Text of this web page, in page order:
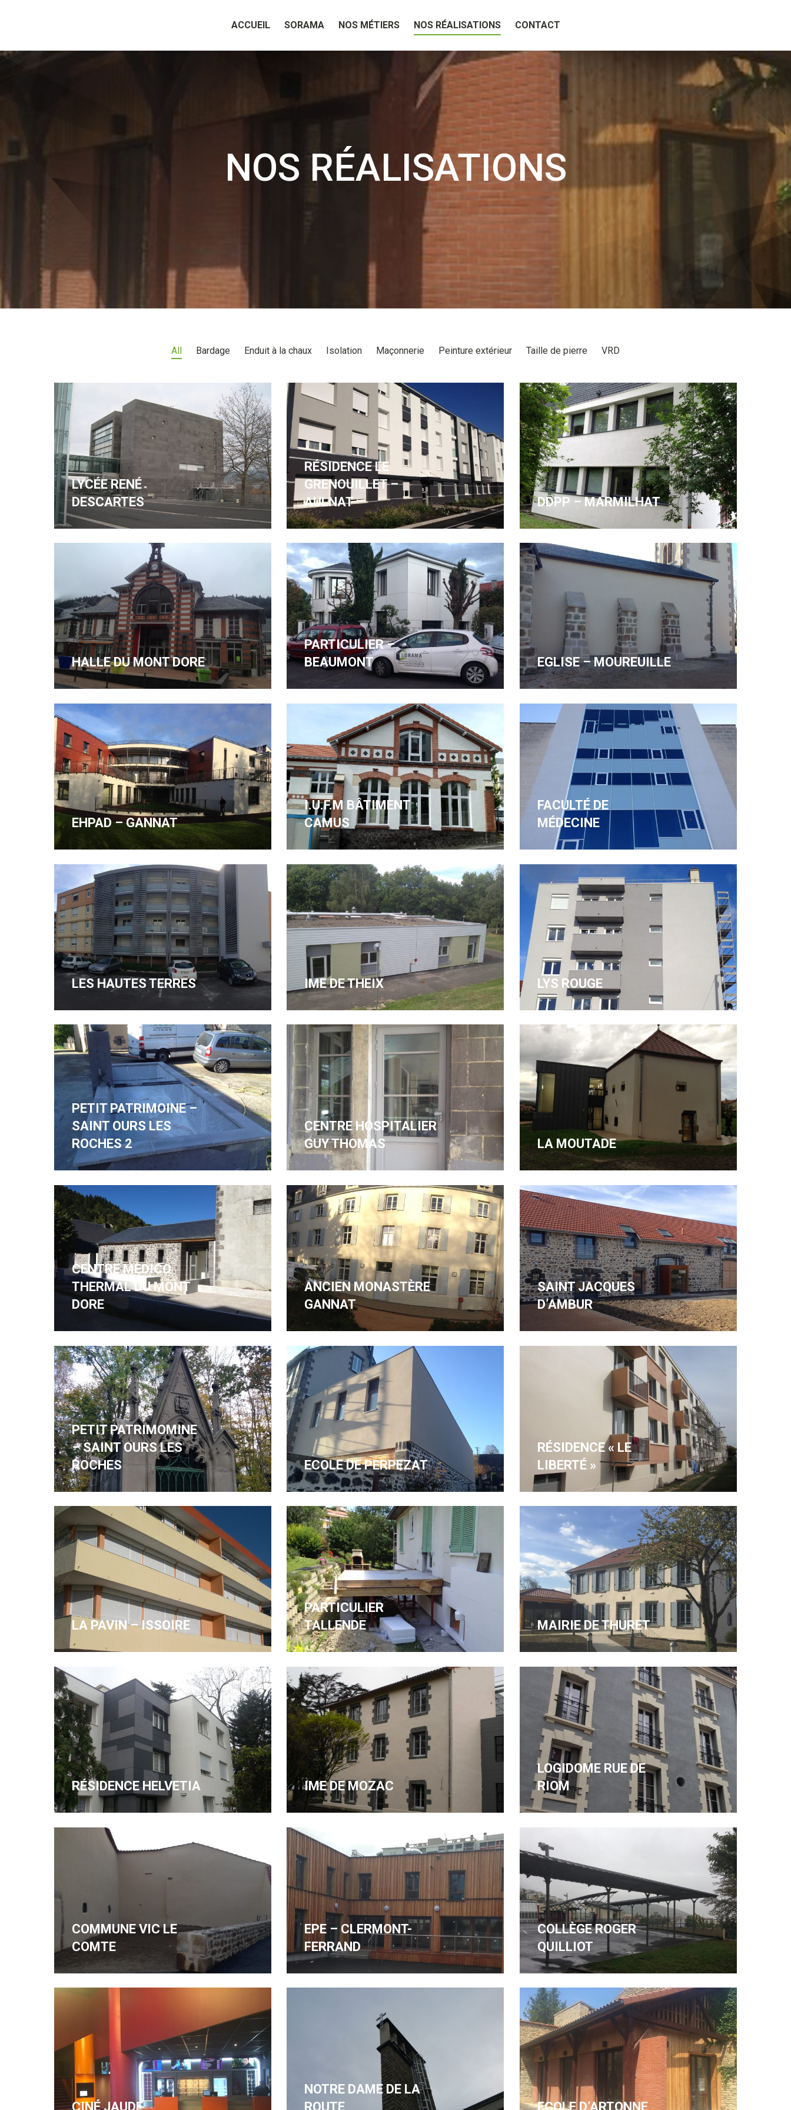
ACCUEIL SORAMA NOS MÉTIERS NOS RÉALISATIONS CONTACT
NOS RÉALISATIONS
All Bardage Enduit à la chaux Isolation Maçonnerie Peinture extérieur Taille de pierre VRD
LYCÉE RENÉ
DESCARTES
RÉSIDENCE LE
GRENOUILLET –
AULNAT
DDPP – MARMILHAT
HALLE DU MONT DORE
PARTICULIER –
BEAUMONT
EGLISE – MOUREUILLE
EHPAD – GANNAT
I.U.F.M BÂTIMENT
CAMUS
FACULTÉ DE
MÉDECINE
LES HAUTES TERRES IME DE THEIX LYS ROUGE
PETIT PATRIMOINE –
SAINT OURS LES
ROCHES 2
CENTRE HOSPITALIER
GUY THOMAS
LA MOUTADE
CENTRE MEDICO
THERMAL DU MONT
DORE
ANCIEN MONASTÈRE
GANNAT
SAINT JACQUES
D’AMBUR
PETIT PATRIMOMINE
– SAINT OURS LES
ROCHES
ECOLE DE PERPEZAT
RÉSIDENCE « LE
LIBERTÉ »
LA PAVIN – ISSOIRE
PARTICULIER
TALLENDE
MAIRIE DE THURET
RÉSIDENCE HELVETIA IME DE MOZAC
LOGIDOME RUE DE
RIOM
COMMUNE VIC LE
COMTE
EPE – CLERMONT-
FERRAND
COLLÈGE ROGER
QUILLIOT
CINÉ JAUDE
NOTRE DAME DE LA
ROUTE
ECOLE D’ARTONNE